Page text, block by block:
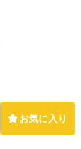
お気に入り